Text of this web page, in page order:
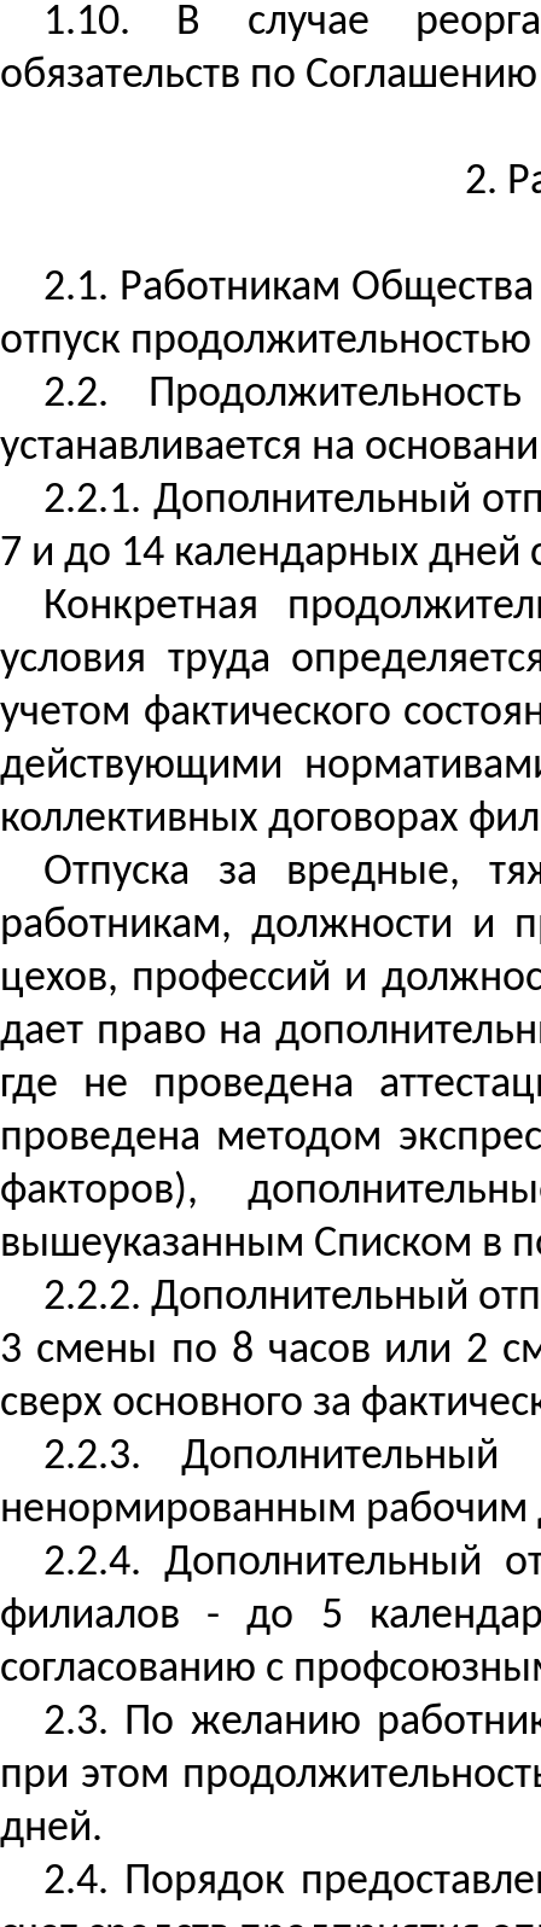
1.10. В случае
обязательств по
2.
2.1. Работникам
отпуск
2.2.
устанавливается на
2.2.1. Дополнительный
7 и до 14 календарных дней
Конкретная
условия труда
учетом фактического
действующими
коллективных договорах
Отпуска за вредные,
работникам, должности и
цехов, профессий и
дает право на
где не проведена
проведена методом
факторов),
вышеуказанным Списком в
2.2.2. Дополнительный
3 смены по 8 часов или 2
сверх основного за
2.2.3.
ненормированным рабочим
2.2.4. Дополнительный
филиалов - до 5
согласованию с
2.3. По желанию
при этом
дней.
2.4. Порядок